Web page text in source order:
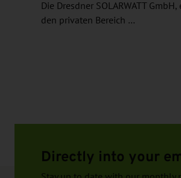
Die Dresdner SOLARWATT
den privaten Bereich …
Directly into your